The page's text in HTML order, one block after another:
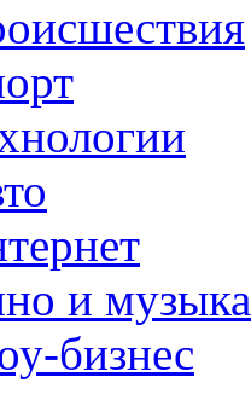
и музыка
бизнес